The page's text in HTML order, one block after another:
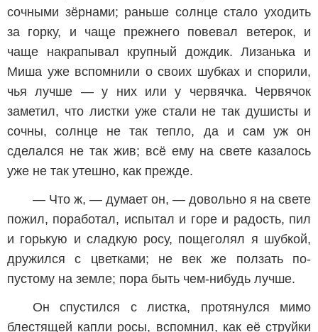
сочными зёрнами; раньше солнце стало уходить
за горку, и чаще прежнего повевал ветерок, и
чаще накрапывал крупный дождик. Лизанька и
Миша уже вспомнили о своих шубках и спорили,
чья лучше — у них или у червячка. Червячок
заметил, что листки уже стали не так душисты и
сочны, солнце не так тепло, да и сам уж он
сделался не так жив; всё ему на свете казалось
уже не так утешно, как прежде.
— Что ж, — думает он, — довольно я на свете
пожил, поработал, испытал и горе и радость, пил
и горькую и сладкую росу, пощеголял я шубкой,
дружился с цветками; не век же ползать по-
пустому на земле; пора быть чем-нибудь лучше.
Он спустился с листка, протянулся мимо
блестящей капли росы, вспомнил, как её струйки